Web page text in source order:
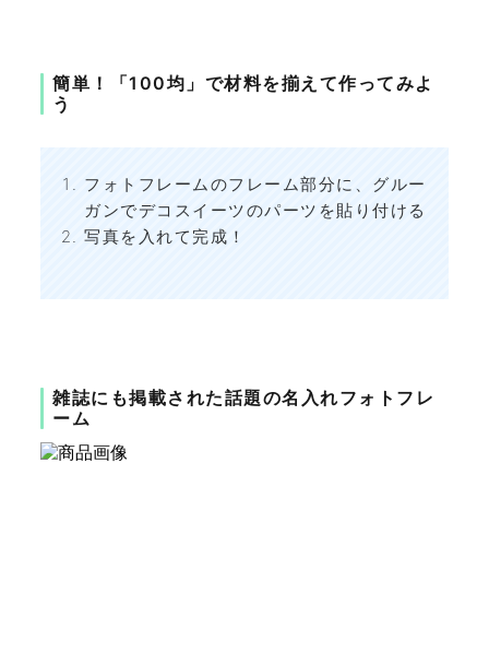
簡単！「100均」で材料を揃えて作ってみよ
う
フォトフレームのフレーム部分に、グルー
ガンでデコスイーツのパーツを貼り付ける
写真を入れて完成！
雑誌にも掲載された話題の名入れフォトフレ
ーム